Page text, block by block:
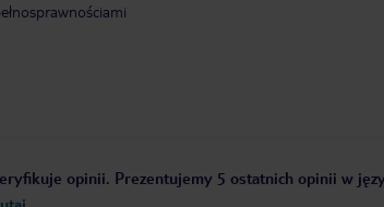
opinii. Prezentujemy 5 ostatnich opinii w